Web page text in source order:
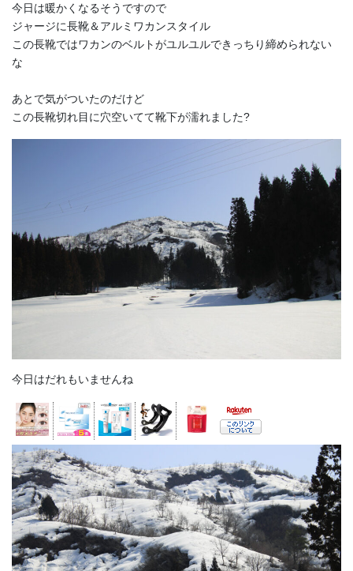
今日は暖かくなるそうですので
ジャージに長靴＆アルミワカンスタイル
この長靴ではワカンのベルトがユルユルできっちり締められない
な
あとで気がついたのだけど
この長靴切れ目に穴空いてて靴下が濡れました?
今日はだれもいませんね